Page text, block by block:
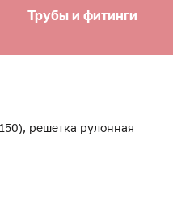
Трубы и фитинги